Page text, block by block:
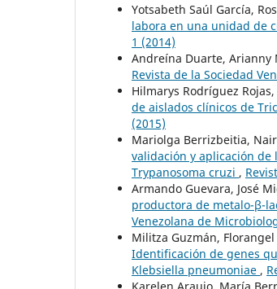
Yotsabeth Saúl García,
labora en una unidad de
1 (2014)
Andreína Duarte, Arianny
Revista de la Sociedad
Hilmarys Rodríguez
de aislados clínicos de
(2015)
Mariolga Berrizbeitia,
validación y aplicación
Trypanosoma cruzi ,
Armando Guevara, José
productora de metalo-β-
Venezolana de
Militza Guzmán,
Identificación de genes
Klebsiella pneumoniae ,